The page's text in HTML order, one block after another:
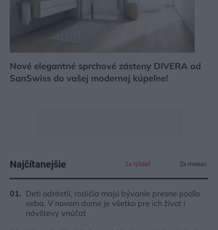
Nové elegantné sprchové zásteny DIVERA od
SanSwiss do vašej modernej kúpeľne!
Najčítanejšie Za týždeň Za mesiac
Deti odrástli, rodičia majú bývanie presne podľa
seba. V novom dome je všetko pre ich život i
návštevy vnúčat